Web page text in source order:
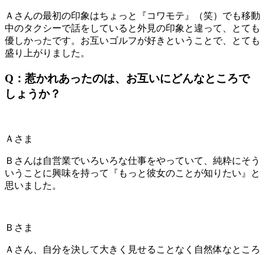
Ａさんの最初の印象はちょっと『コワモテ』（笑）でも移動
中のタクシーで話をしていると外見の印象と違って、とても
優しかったです。 お互いゴルフが好き ということで、とても
盛り上がりました。
Q：惹かれあったのは、お互いにどんなところで
しょうか？
Ａさま
Ｂさんは自営業でいろいろな仕事をやっていて、純粋にそう
いうことに興味を持って『もっと彼女のことが知りたい』と
思いました。
Ｂさま
Ａさん、
自分を決して大きく見せることなく自然体なところ